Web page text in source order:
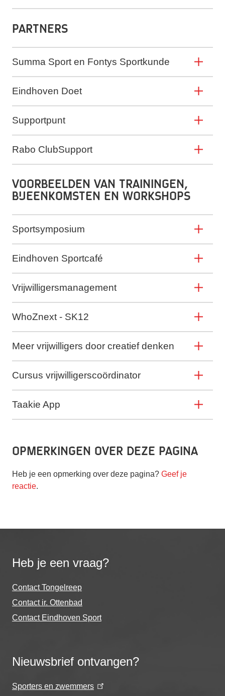
Partners
Summa Sport en Fontys Sportkunde
Eindhoven Doet
Supportpunt
Rabo ClubSupport
Voorbeelden van trainingen,
bijeenkomsten en workshops
Sportsymposium
Eindhoven Sportcafé
Vrijwilligersmanagement
WhoZnext - SK12
Meer vrijwilligers door creatief denken
Cursus vrijwilligerscoördinator
Taakie App
Opmerkingen over deze pagina
Heb je een opmerking over deze pagina? Geef je
reactie.
Heb je een vraag?
Contact Tongelreep
Contact ir. Ottenbad
Contact Eindhoven Sport
Nieuwsbrief ontvangen?
Sporters en zwemmers